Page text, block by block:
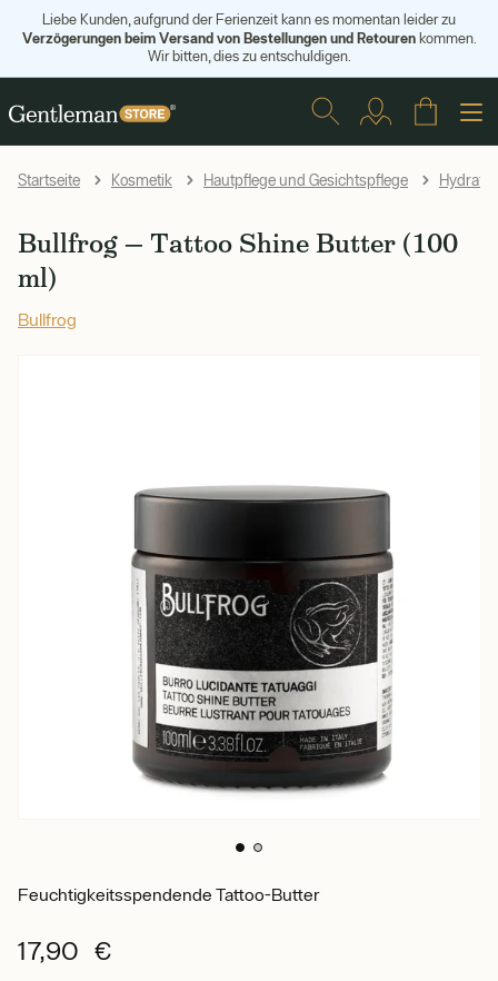
Liebe Kunden, aufgrund der Ferienzeit kann es momentan leider zu
Verzögerungen beim Versand von Bestellungen und Retourenkommen.
Wir bitten, dies zu entschuldigen.
Startseite Kosmetik Hautpflege und Gesichtspflege
Bullfrog — Tattoo Shine Butter (100
ml)
Bullfrog
Feuchtigkeitsspendende Tattoo-Butter
17,90 €